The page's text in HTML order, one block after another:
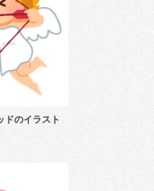
ドのイラスト